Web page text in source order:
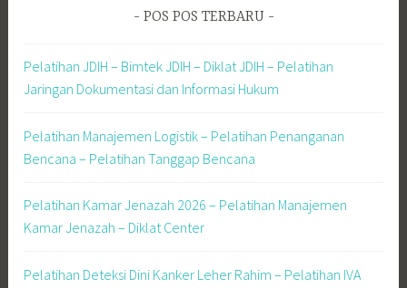
POS POS TERBARU
Pelatihan JDIH – Bimtek JDIH – Diklat JDIH – Pelatihan
Jaringan Dokumentasi dan Informasi Hukum
Pelatihan Manajemen Logistik – Pelatihan Penanganan
Bencana – Pelatihan Tanggap Bencana
Pelatihan Kamar Jenazah 2026 – Pelatihan Manajemen
Kamar Jenazah – Diklat Center
Pelatihan Deteksi Dini Kanker Leher Rahim – Pelatihan IVA